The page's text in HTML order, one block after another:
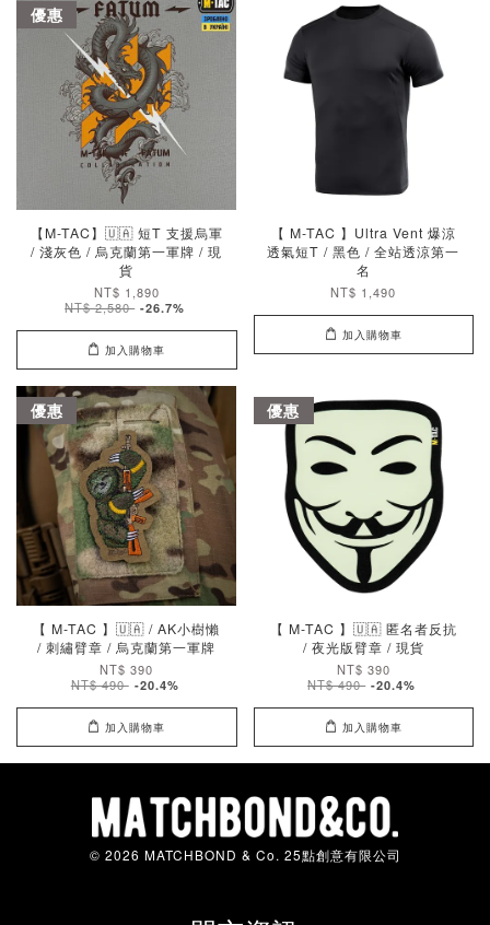
優惠
【M-TAC】🇺🇦 短T 支援烏軍
/ 淺灰色 / 烏克蘭第一軍牌 / 現
貨
NT$ 1,890
NT$ 2,580 -26.7%
加入購物車
【 M-TAC 】Ultra Vent 爆涼
透氣短T / 黑色 / 全站透涼第一
名
NT$ 1,490
加入購物車
優惠
【 M-TAC 】🇺🇦 / AK小樹懶
/ 刺繡臂章 / 烏克蘭第一軍牌
NT$ 390
NT$ 490 -20.4%
加入購物車
優惠
【 M-TAC 】🇺🇦 匿名者反抗
/ 夜光版臂章 / 現貨
NT$ 390
NT$ 490 -20.4%
加入購物車
© 2026 MATCHBOND & Co. 25點創意有限公司